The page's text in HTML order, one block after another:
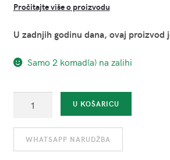
Pročitajte više o proizvodu
U zadnjih godinu dana, ovaj proizvod
Samo 2 komad(a) na zalihi
natpisom
"Get
U KOŠARICU
WHATSAPP NARUDŽBA